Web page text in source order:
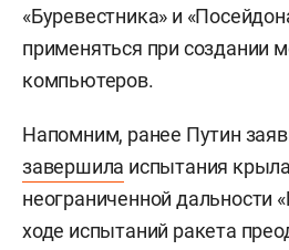
«Буревестника» и
применяться при создании
компьютеров.
Напомним, ранее Путин
завершила испытания
неограниченной дальности
ходе испытаний ракета